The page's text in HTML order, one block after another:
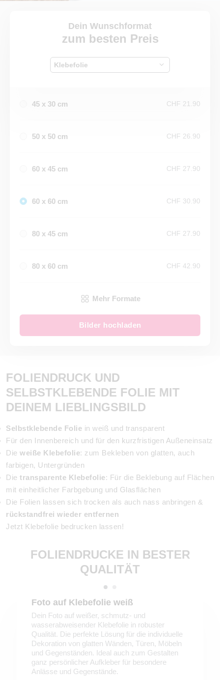
Dein Wunschformat
zum besten Preis
Klebefolie
45 x 30 cm CHF 21.90
50 x 50 cm CHF 26.90
60 x 45 cm CHF 27.90
60 x 60 cm CHF 30.90
80 x 45 cm CHF 27.90
80 x 60 cm CHF 42.90
Mehr Formate
Bilder hochladen
FOLIENDRUCK UND
SELBSTKLEBENDE FOLIE MIT
DEINEM LIEBLINGSBILD
Selbstklebende Folie in weiß und transparent
Für den Innenbereich und für den kurzfristigen Außeneinsatz
Die weiße Klebefolie: zum Bekleben von glatten, auch
farbigen, Untergründen
Die transparente Klebefolie: Für die Beklebung auf Flächen
mit einheitlicher Farbgebung und Glasflächen
Die Folien lassen sich trocken als auch nass anbringen &
rückstandfrei wieder entfernen
Jetzt Klebefolie bedrucken lassen!
FOLIENDRUCKE IN BESTER
QUALITÄT
Foto auf Klebefolie weiß
Dein Foto auf weißer, schmutz- und
wasserabweisender Klebefolie in robuster
Qualität. Die perfekte Lösung für die individuelle
Dekoration von glatten Wänden, Türen, Möbeln
und Gegenständen. Ideal auch zum Gestalten
ganz persönlicher Aufkleber für besondere
Anlässe und Gegenstände.